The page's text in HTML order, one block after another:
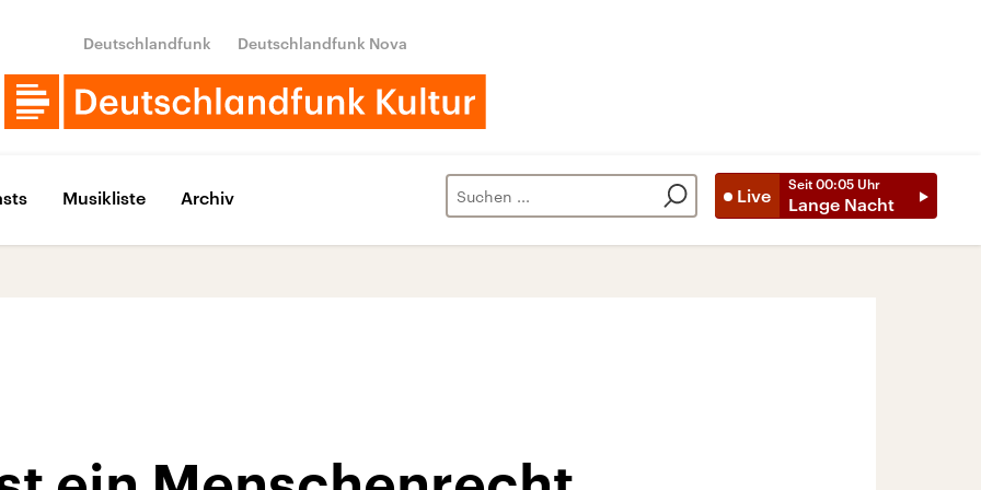
Deutschlandfunk Deutschlandfunk Nova
Live
Seit 00:05 Uhr
Lange Nacht
Musikliste Archiv